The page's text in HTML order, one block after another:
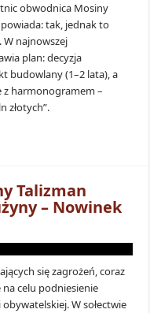
obwodnica Mosiny
tak, jednak to
W najnowszej
plan: decyzja
budowlany (1–2 lata), a
z harmonogramem –
złotych”.
Talizman
– Nowinek
się zagrożeń, coraz
na celu podniesienie
W sołectwie